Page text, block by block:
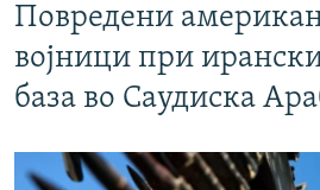
Повредени
војници при
база во Саудиска